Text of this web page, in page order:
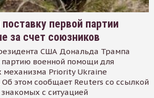
первой партии
за счет союзников
США Дональда Трампа
военной помощи для
механизма Priority Ukraine
этом сообщает Reuters со ссылкой
с ситуацией